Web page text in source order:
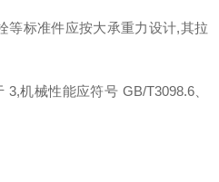
等标准件应按大承重力设计,其拉
机械性能应符号 GB/T3098.6、